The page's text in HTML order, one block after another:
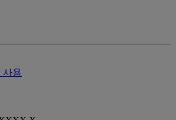
사용